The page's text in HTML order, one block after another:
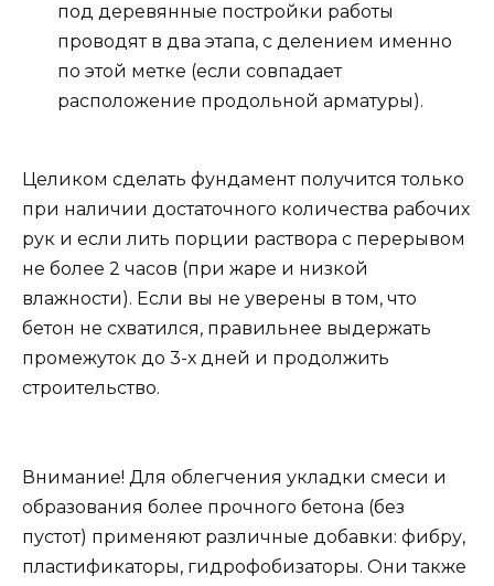
под деревянные постройки работы
проводят в два этапа, с делением именно
по этой метке (если совпадает
расположение продольной арматуры).
Целиком сделать фундамент получится только
при наличии достаточного количества рабочих
рук и если лить порции раствора с перерывом
не более 2 часов (при жаре и низкой
влажности). Если вы не уверены в том, что
бетон не схватился, правильнее выдержать
промежуток до 3-х дней и продолжить
строительство.
Внимание! Для облегчения укладки смеси и
образования более прочного бетона (без
пустот) применяют различные добавки: фибру,
пластификаторы, гидрофобизаторы. Они также